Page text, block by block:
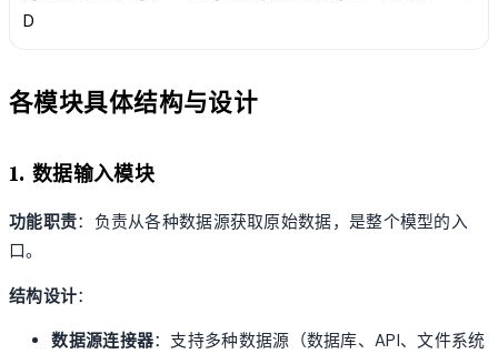
D
各模块具体结构与设计
1. 数据输入模块
功能职责：负责从各种数据源获取原始数据，是整个模型的入
口。
结构设计：
数据源连接器：支持多种数据源（数据库、API、文件系统